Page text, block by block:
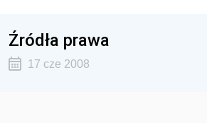
Źródła prawa
17 cze 2008